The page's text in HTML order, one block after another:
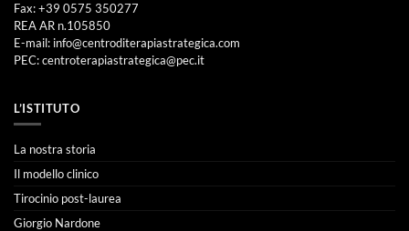
Fax: +39 0575 350277
REA AR n.105850
E-mail: info@centroditerapiastrategica.com
PEC:centroterapiastrategica@pec.it
L’ISTITUTO
La nostra storia
Il modello clinico
Tirocinio post-laurea
Giorgio Nardone